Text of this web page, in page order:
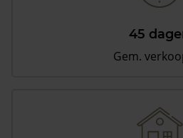
45
Gem.